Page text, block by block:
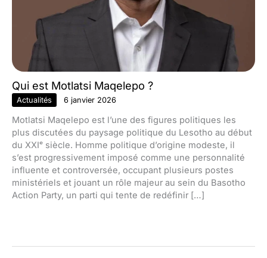
Qui est Motlatsi Maqelepo ?
Actualités 6 janvier 2026
Motlatsi Maqelepo est l’une des figures politiques les
plus discutées du paysage politique du Lesotho au début
du XXIᵉ siècle. Homme politique d’origine modeste, il
s’est progressivement imposé comme une personnalité
influente et controversée, occupant plusieurs postes
ministériels et jouant un rôle majeur au sein du Basotho
Action Party, un parti qui tente de redéfinir […]